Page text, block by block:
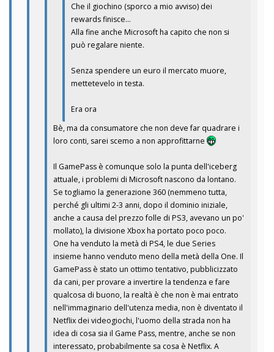
Che il giochino (sporco a mio avviso) dei
rewards finisce...
Alla fine anche Microsoft ha capito che non si
può regalare niente.
Senza spendere un euro il mercato muore,
mettetevelo in testa.
Era ora
Bè, ma da consumatore che non deve far quadrare i
loro conti, sarei scemo a non approfittarne
Il GamePass è comunque solo la punta dell'iceberg
attuale, i problemi di Microsoft nascono da lontano.
Se togliamo la generazione 360 (nemmeno tutta,
perché gli ultimi 2-3 anni, dopo il dominio iniziale,
anche a causa del prezzo folle di PS3, avevano un po'
mollato), la divisione Xbox ha portato poco poco.
One ha venduto la metà di PS4, le due Series
insieme hanno venduto meno della metà della One. Il
GamePass è stato un ottimo tentativo, pubblicizzato
da cani, per provare a invertire la tendenza e fare
qualcosa di buono, la realtà è che non è mai entrato
nell'immaginario dell'utenza media, non è diventato il
Netflix dei videogiochi, l'uomo della strada non ha
idea di cosa sia il Game Pass, mentre, anche se non
interessato, probabilmente sa cosa è Netflix. A